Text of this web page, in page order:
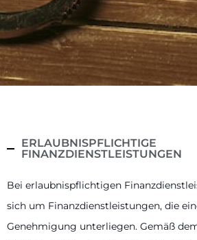
ERLAUBNISPFLICHTIGE
FINANZDIENSTLEISTUNGEN
Bei erlaubnispflichtigen
sich um Finanzdienstleistungen, die
Genehmigung unterliegen. Gemäß